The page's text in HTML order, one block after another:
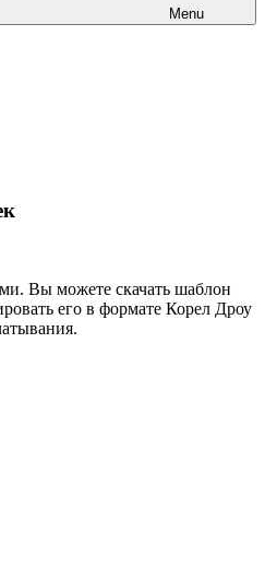
Menu
Вы можете скачать шаблон
его в формате Корел Дроу